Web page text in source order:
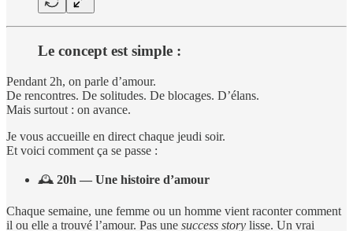
Le concept est simple :
Pendant 2h, on parle d’amour.
De rencontres. De solitudes. De blocages. D’élans.
Mais surtout : on avance.
Je vous accueille en direct chaque jeudi soir.
Et voici comment ça se passe :
🕰️ 20h — Une histoire d’amour
Chaque semaine, une femme ou un homme vient raconter comment
il ou elle a trouvé l’amour. Pas une success story lisse. Un vrai